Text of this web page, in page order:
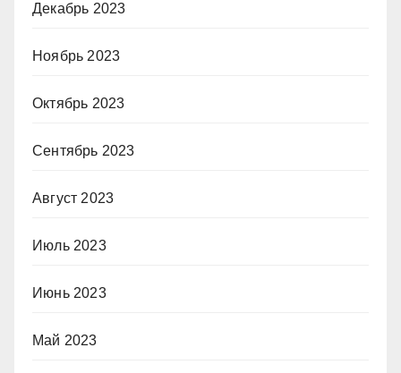
Декабрь 2023
Ноябрь 2023
Октябрь 2023
Сентябрь 2023
Август 2023
Июль 2023
Июнь 2023
Май 2023